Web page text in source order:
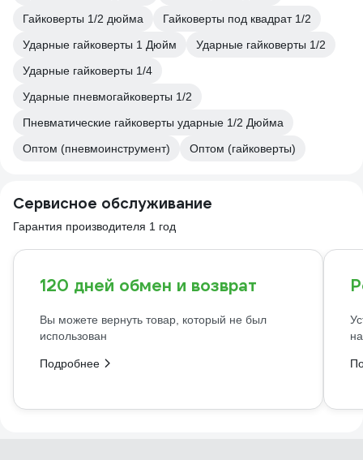
Гайковерты 1/2 дюйма
Гайковерты под квадрат 1/2
Ударные гайковерты 1 Дюйм
Ударные гайковерты 1/2
Ударные гайковерты 1/4
Ударные пневмогайковерты 1/2
Пневматические гайковерты ударные 1/2 Дюйма
Оптом (пневмоинструмент)
Оптом (гайковерты)
Сервисное обслуживание
Гарантия производителя 1 год
120 дней обмен и возврат
Вы можете вернуть товар, который не был
использован
Подробнее